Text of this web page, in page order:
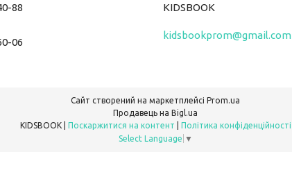
88
06
KIDSBOOK
kidsbookprom@gmail.com
Сайт створений на маркетплейсі Prom.ua
Продавець на Bigl.ua
Поскаржитися на контент
Політика конфіденційності
Select Language ▼